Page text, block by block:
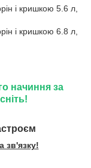
і кришкою 5.6 л,
і кришкою 6.8 л,
начиння за
зв'язку!